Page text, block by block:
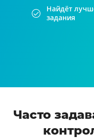
Найдёт
задания
Часто